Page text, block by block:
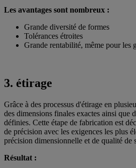
Les avantages sont nombreux :
Grande diversité de formes
Tolérances étroites
Grande rentabilité, même pour les
3. étirage
Grâce à des processus d'étirage en
des dimensions finales exactes ainsi que
définies. Cette étape de fabrication est
de précision avec les exigences les plus
précision dimensionnelle et de qualité de
Résultat :